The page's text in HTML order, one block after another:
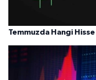
Temmuzda Hangi